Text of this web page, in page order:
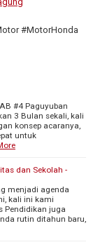
#MotorHonda
#4 Paguyuban
3 Bulan sekali, kali
konsep acaranya,
untuk
dan Sekolah -
menjadi agenda
kali ini kami
Pendidikan juga
rutin ditahun baru,